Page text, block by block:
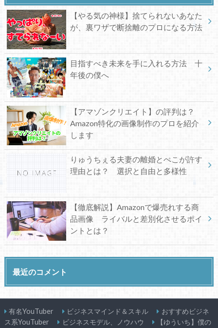
【やる気の神様】捨てられないあなた
が、裏ワザで断捨離のプロになる方法
目指すべき未来を手に入れる方法 十
年後の僕へ
【アマゾンクリエイト】の評判は？
Amazon特化の画像制作のプロを紹介
します
りゅうちぇる夫妻の離婚とぺこが許す
理由とは？ 選択と自由と多様性
【徹底解説】Amazonで爆売れする商
品画像 ライバルと差別化させるポイ
ントとは？
最近のコメント
有名YouTuber ビジネスマインド＆スキル
おすすめビジネ
ス系YouTuber
ビジネスモデル、ノウハウ 【ゆういち】僕の